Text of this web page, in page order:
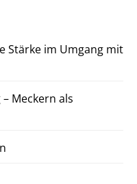
Stärke im Umgang mit
Meckern als